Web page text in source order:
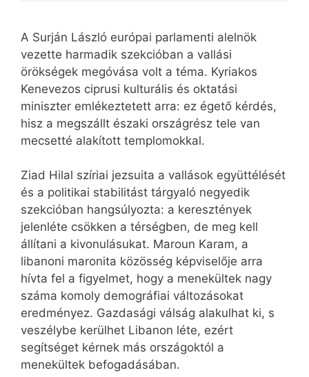
A Surján László európai parlamenti alelnök
vezette harmadik szekcióban a vallási
örökségek megóvása volt a téma. Kyriakos
Kenevezos ciprusi kulturális és oktatási
miniszter emlékeztetett arra: ez égető kérdés,
hisz a megszállt északi országrész tele van
mecsetté alakított templomokkal.
Ziad Hilal szíriai jezsuita a vallások együttélését
és a politikai stabilitást tárgyaló negyedik
szekcióban hangsúlyozta: a keresztények
jelenléte csökken a térségben, de meg kell
állítani a kivonulásukat. Maroun Karam, a
libanoni maronita közösség képviselője arra
hívta fel a figyelmet, hogy a menekültek nagy
száma komoly demográfiai változásokat
eredményez. Gazdasági válság alakulhat ki, s
veszélybe kerülhet Libanon léte, ezért
segítséget kérnek más országoktól a
menekültek befogadásában.